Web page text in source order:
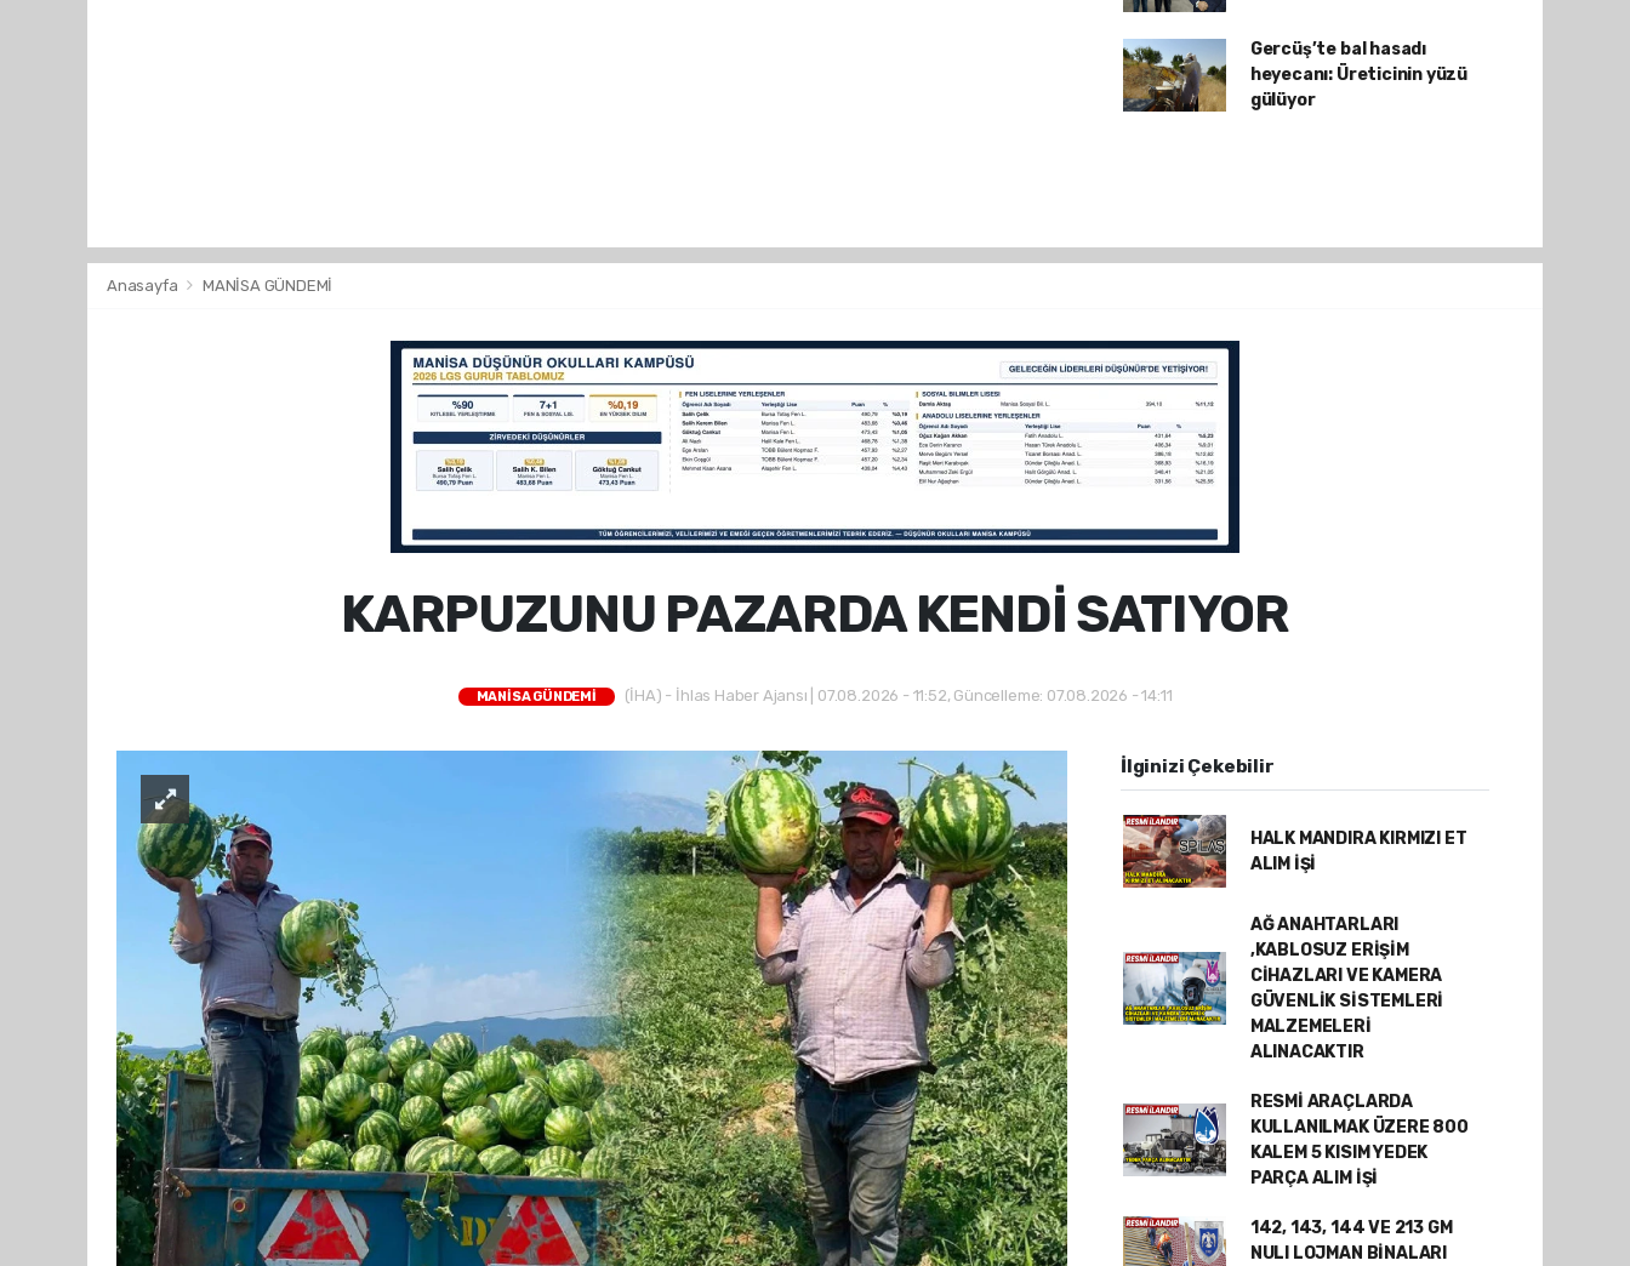
Gercüş’te bal hasadı
heyecanı: Üreticinin yüzü
gülüyor
Anasayfa MANİSA GÜNDEMİ
KARPUZUNU PAZARDA KENDİ SATIYOR
MANİSA GÜNDEMİ (İHA) - İhlas Haber Ajansı | 07.08.2026 - 11:52, Güncelleme: 07.08.2026 - 14:11
İlginizi Çekebilir
HALK MANDIRA KIRMIZI ET
ALIM İŞİ
AĞ ANAHTARLARI
,KABLOSUZ ERİŞİM
CİHAZLARI VE KAMERA
GÜVENLİK SİSTEMLERİ
MALZEMELERİ
ALINACAKTIR
RESMİ ARAÇLARDA
KULLANILMAK ÜZERE 800
KALEM 5 KISIM YEDEK
PARÇA ALIM İŞİ
142, 143, 144 VE 213 GM
NULI LOJMAN BİNALARI